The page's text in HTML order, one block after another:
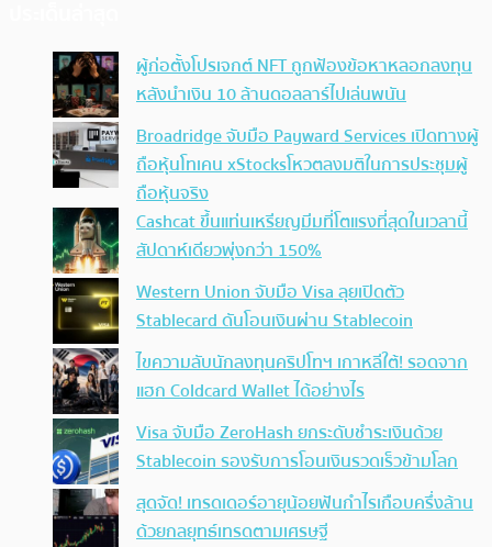
ผู้ก่อตั้งโปรเจกต์ NFT ถูกฟ้องข้อหาหลอกลงทุน
หลังนำเงิน 10 ล้านดอลลาร์ไปเล่นพนัน
Broadridge จับมือ Payward Services เปิดทางผู้
ถือหุ้นโทเคน xStocksโหวตลงมติในการประชุมผู้
ถือหุ้นจริง
Cashcat ขึ้นแท่นเหรียญมีมที่โตแรงที่สุดในเวลานี้
สัปดาห์เดียวพุ่งกว่า 150%
Western Union จับมือ Visa ลุยเปิดตัว
Stablecard ดันโอนเงินผ่าน Stablecoin
ไขความลับนักลงทุนคริปโทฯ เกาหลีใต้! รอดจาก
แฮก Coldcard Wallet ได้อย่างไร
Visa จับมือ ZeroHash ยกระดับชำระเงินด้วย
Stablecoin รองรับการโอนเงินรวดเร็วข้ามโลก
สุดจัด! เทรดเดอร์อายุน้อยฟันกำไรเกือบครึ่งล้าน
ด้วยกลยุทธ์เทรดตามเศรษฐี